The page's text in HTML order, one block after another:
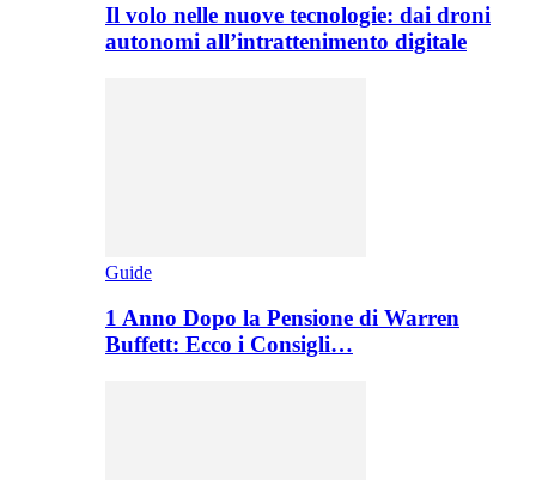
Il volo nelle nuove tecnologie: dai droni
autonomi all’intrattenimento digitale
Guide
1 Anno Dopo la Pensione di Warren
Buffett: Ecco i Consigli…